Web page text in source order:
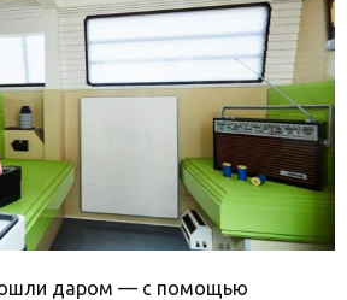
даром — с помощью